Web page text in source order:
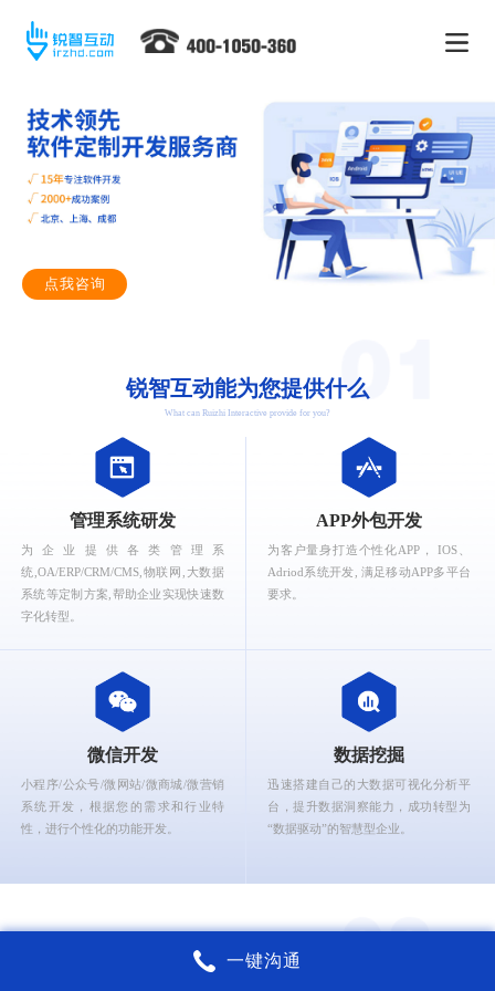
点我咨询
锐智互动能为您提供什么
What can Ruizhi Interactive provide for you?
管理系统研发
为企业提供各类管理系
统,OA/ERP/CRM/CMS,物联网,大数据
系统等定制方案,帮助企业实现快速数
字化转型。
APP外包开发
为客户量身打造个性化APP， IOS、
Adriod系统开发, 满足移动APP多平台
要求。
微信开发
小程序/公众号/微网站/微商城/微营销
系统开发，根据您的需求和行业特
性，进行个性化的功能开发。
数据挖掘
迅速搭建自己的大数据可视化分析平
台，提升数据洞察能力，成功转型为
“数据驱动”的智慧型企业。
锐智互动核心能力
一键沟通